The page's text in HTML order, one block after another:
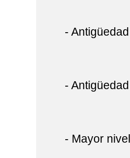
- Antigüedad
- Antigüedad
- Mayor nivel